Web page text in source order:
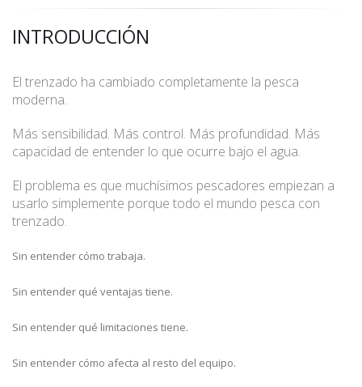
INTRODUCCIÓN
El trenzado ha cambiado completamente la pesca
moderna.
Más sensibilidad. Más control. Más profundidad. Más
capacidad de entender lo que ocurre bajo el agua.
El problema es que muchísimos pescadores empiezan a
usarlo simplemente porque todo el mundo pesca con
trenzado.
Sin entender cómo trabaja.
Sin entender qué ventajas tiene.
Sin entender qué limitaciones tiene.
Sin entender cómo afecta al resto del equipo.